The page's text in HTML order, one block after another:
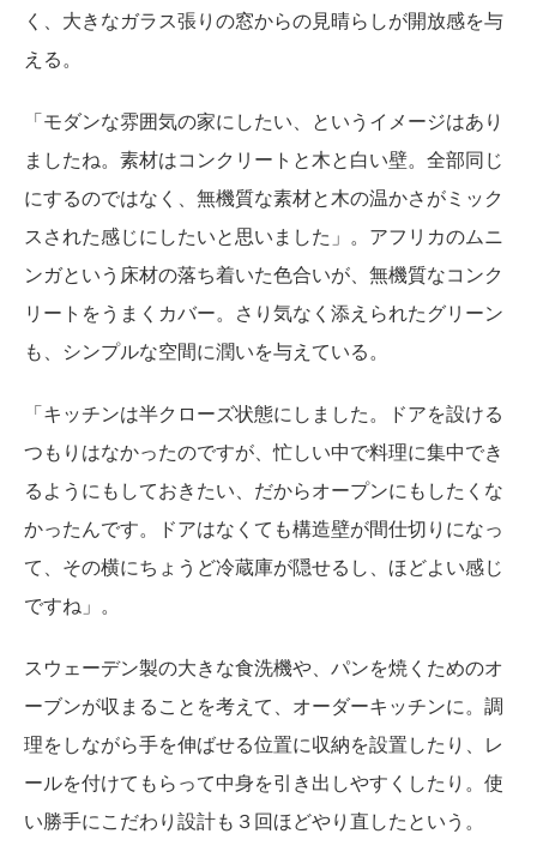
く、大きなガラス張りの窓からの見晴らしが開放感を与
える。
「モダンな雰囲気の家にしたい、というイメージはあり
ましたね。素材はコンクリートと木と白い壁。全部同じ
にするのではなく、無機質な素材と木の温かさがミック
スされた感じにしたいと思いました」。アフリカのムニ
ンガという床材の落ち着いた色合いが、無機質なコンク
リートをうまくカバー。さり気なく添えられたグリーン
も、シンプルな空間に潤いを与えている。
「キッチンは半クローズ状態にしました。ドアを設ける
つもりはなかったのですが、忙しい中で料理に集中でき
るようにもしておきたい、だからオープンにもしたくな
かったんです。ドアはなくても構造壁が間仕切りになっ
て、その横にちょうど冷蔵庫が隠せるし、ほどよい感じ
ですね」。
スウェーデン製の大きな食洗機や、パンを焼くためのオ
ーブンが収まることを考えて、オーダーキッチンに。調
理をしながら手を伸ばせる位置に収納を設置したり、レ
ールを付けてもらって中身を引き出しやすくしたり。使
い勝手にこだわり設計も３回ほどやり直したという。